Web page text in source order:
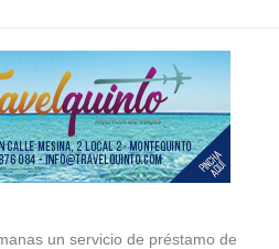
un servicio de préstamo de